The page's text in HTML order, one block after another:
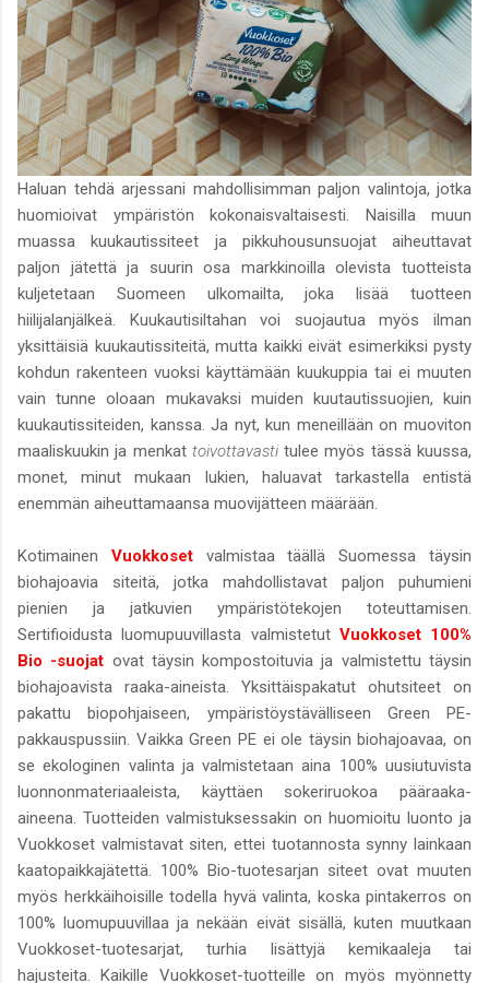
Haluan tehdä arjessani mahdollisimman paljon valintoja, jotka
huomioivat ympäristön kokonaisvaltaisesti. Naisilla muun
muassa kuukautissiteet ja pikkuhousunsuojat aiheuttavat
paljon jätettä ja suurin osa markkinoilla olevista tuotteista
kuljetetaan Suomeen ulkomailta, joka lisää tuotteen
hiilijalanjälkeä. Kuukautisiltahan voi suojautua myös ilman
yksittäisiä kuukautissiteitä, mutta kaikki eivät esimerkiksi pysty
kohdun rakenteen vuoksi käyttämään kuukuppia tai ei muuten
vain tunne oloaan mukavaksi muiden kuutautissuojien, kuin
kuukautissiteiden, kanssa. Ja nyt, kun meneillään on muoviton
maaliskuukin ja menkat toivottavastitulee myös tässä kuussa,
monet, minut mukaan lukien, haluavat tarkastella entistä
enemmän aiheuttamaansa muovijätteen määrään.
Kotimainen Vuokkosetvalmistaa täällä Suomessa täysin
biohajoavia siteitä, jotka mahdollistavat paljon puhumieni
pienien ja jatkuvien ympäristötekojen toteuttamisen.
Sertifioidusta luomupuuvillasta valmistetut Vuokkoset 100%
Bio -suojat ovat täysin kompostoituvia ja valmistettu täysin
biohajoavista raaka-aineista. Yksittäispakatut ohutsiteet on
pakattu biopohjaiseen, ympäristöystävälliseen Green PE-
pakkauspussiin. Vaikka Green PE ei ole täysin biohajoavaa, on
se ekologinen valinta ja valmistetaan aina 100% uusiutuvista
luonnonmateriaaleista, käyttäen sokeriruokoa pääraaka-
aineena. Tuotteiden valmistuksessakin on huomioitu luonto ja
Vuokkoset valmistavat siten, ettei tuotannosta synny lainkaan
kaatopaikkajätettä. 100% Bio-tuotesarjan siteet ovat muuten
myös herkkäihoisille todella hyvä valinta, koska pintakerros on
100% luomupuuvillaa ja nekään eivät sisällä, kuten muutkaan
Vuokkoset-tuotesarjat, turhia lisättyjä kemikaaleja tai
hajusteita. Kaikille Vuokkoset-tuotteille on myös myönnetty